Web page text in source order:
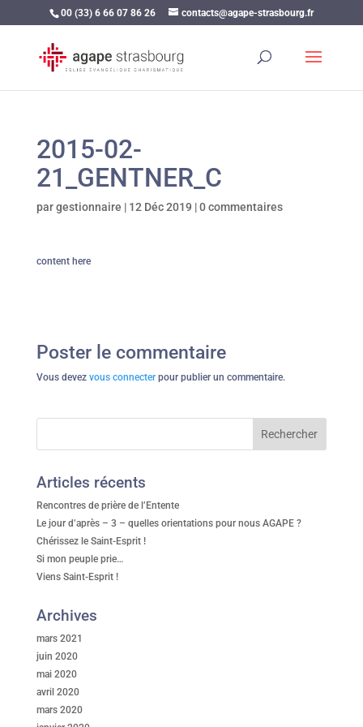
00 (33) 6 66 07 86 26 contacts@agape-strasbourg.fr
2015-02-
21_GENTNER_C
pargestionnaire | 12 Déc 2019 |0 commentaires
content here
Poster le commentaire
Vous devez vous connecterpour publier un commentaire.
Articles récents
Rencontres de prière de l’Entente
Le jour d’après – 3 – quelles orientations pour nous AGAPE ?
Chérissez le Saint-Esprit !
Si mon peuple prie…
Viens Saint-Esprit !
Archives
mars 2021
juin 2020
mai 2020
avril 2020
mars 2020